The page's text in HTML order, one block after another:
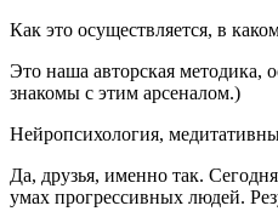
Как это осуществляется, в
Это наша авторская методика,
знакомы с этим арсеналом.)
Нейропсихология,
Да, друзья, именно так.
умах прогрессивных людей.